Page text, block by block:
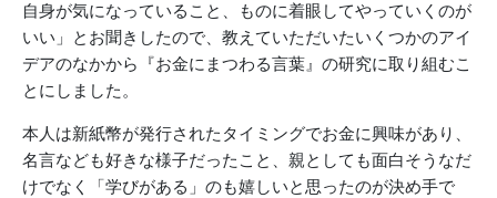
自身が気になっていること、ものに着眼してやっていくのが
いい」とお聞きしたので、教えていただいたいくつかのアイ
デアのなかから『お金にまつわる言葉』の研究に取り組むこ
とにしました。
本人は新紙幣が発行されたタイミングでお金に興味があり、
名言なども好きな様子だったこと、親としても面白そうなだ
けでなく「学びがある」のも嬉しいと思ったのが決め手で